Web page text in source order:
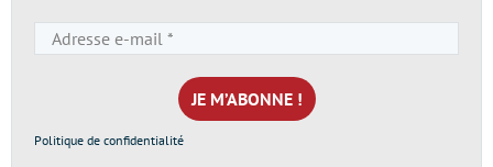
e-
mail
*
Politique de confidentialité